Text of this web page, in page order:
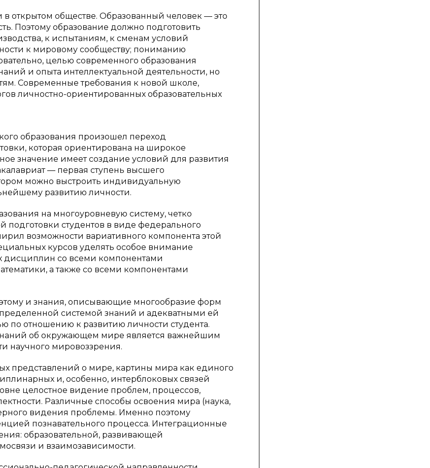
открытом обществе. Образованный человек — это
Поэтому образование должно подготовить
к испытаниям, к сменам условий
к мировому сообществу; пониманию
целью современного образования
и опыта интеллектуальной деятельности, но
Современные требования к новой школе,
личностно-ориентированных образовательных
образования произошел переход
которая ориентирована на широкое
значение имеет создание условий для развития
— первая ступень высшего
можно выстроить индивидуальную
развитию личности.
на многоуровневую систему, четко
студентов в виде федерального
возможности вариативного компонента этой
курсов уделять особое внимание
дисциплин со всеми компонентами
а также со всеми компонентами
и знания, описывающие многообразие форм
системой знаний и адекватными ей
по отношению к развитию личности студента.
об окружающем мире является важнейшим
научного мировоззрения.
представлений о мире, картины мира как единого
и, особенно, интерблоковых связей
целостное видение проблем, процессов,
Различные способы освоения мира (наука,
видения проблемы. Именно поэтому
познавательного процесса. Интеграционные
образовательной, развивающей
и взаимозависимости.